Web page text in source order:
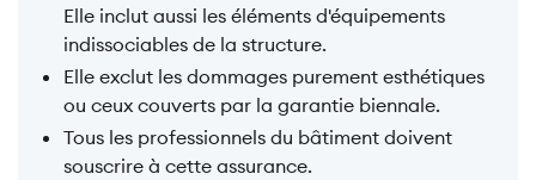
Elle inclut aussi les éléments d'équipements
indissociables de la structure.
Elle exclut les dommages purement esthétiques
ou ceux couverts par la garantie biennale.
Tous les professionnels du bâtiment doivent
souscrire à cette assurance.